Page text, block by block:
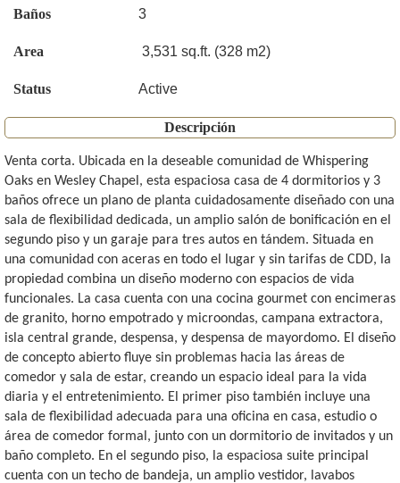
Baños 3
Area 3,531 sq.ft. (328 m2)
Status Active
Descripción
Venta corta. Ubicada en la deseable comunidad de Whispering
Oaks en Wesley Chapel, esta espaciosa casa de 4 dormitorios y 3
baños ofrece un plano de planta cuidadosamente diseñado con una
sala de flexibilidad dedicada, un amplio salón de bonificación en el
segundo piso y un garaje para tres autos en tándem. Situada en
una comunidad con aceras en todo el lugar y sin tarifas de CDD, la
propiedad combina un diseño moderno con espacios de vida
funcionales. La casa cuenta con una cocina gourmet con encimeras
de granito, horno empotrado y microondas, campana extractora,
isla central grande, despensa, y despensa de mayordomo. El diseño
de concepto abierto fluye sin problemas hacia las áreas de
comedor y sala de estar, creando un espacio ideal para la vida
diaria y el entretenimiento. El primer piso también incluye una
sala de flexibilidad adecuada para una oficina en casa, estudio o
área de comedor formal, junto con un dormitorio de invitados y un
baño completo. En el segundo piso, la espaciosa suite principal
cuenta con un techo de bandeja, un amplio vestidor, lavabos